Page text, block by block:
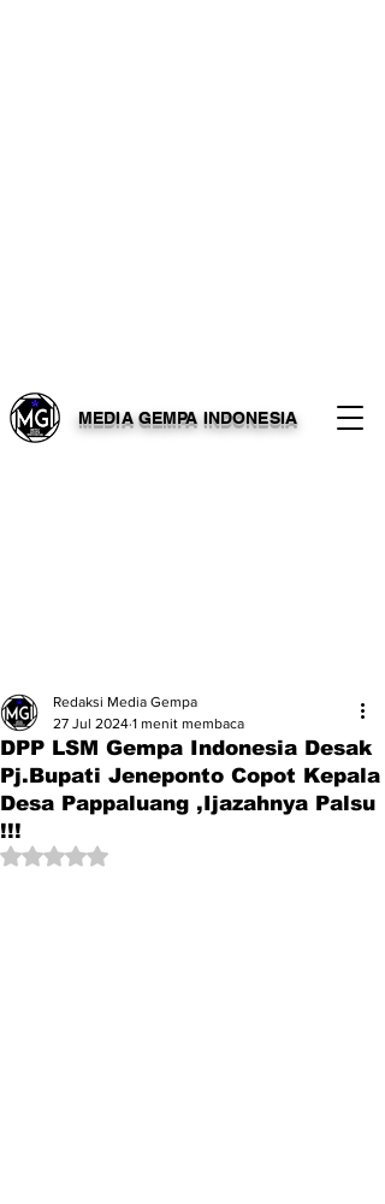
MEDIA GEMPA INDONESIA
DPP LSM Gempa Indonesia Desak
Pj.Bupati Jeneponto Copot Kepala
Desa Pappaluang ,Ijazahnya Palsu
!!!
Redaksi Media Gempa
27 Jul 2024 1 menit membaca
Dinilai NaN dari 5 bintang.